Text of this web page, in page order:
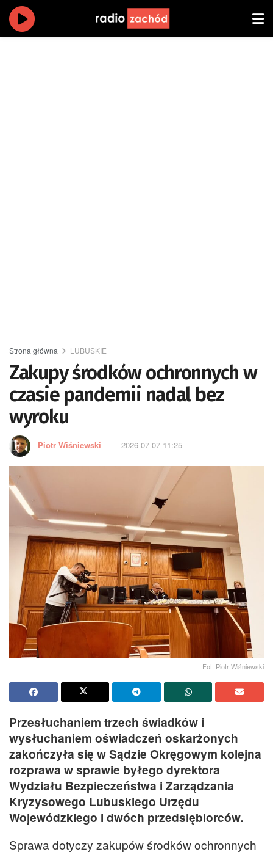
Strona główna LUBUSKIE
Zakupy środków ochronnych w
czasie pandemii nadal bez
wyroku
Piotr Wiśniewski 2026-07-07 11:25
Fot. Piotr Wiśniewski
Przesłuchaniem trzech świadków i
wysłuchaniem oświadczeń oskarżonych
zakończyła się w Sądzie Okręgowym kolejna
rozprawa w sprawie byłego dyrektora
Wydziału Bezpieczeństwa i Zarządzania
Kryzysowego Lubuskiego Urzędu
Wojewódzkiego i dwóch przedsiębiorców.
Sprawa dotyczy zakupów środków ochronnych